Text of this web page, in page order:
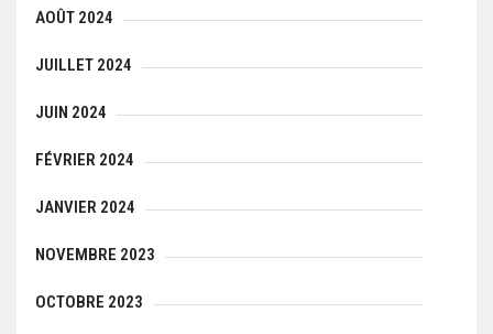
AOÛT 2024
JUILLET 2024
JUIN 2024
FÉVRIER 2024
JANVIER 2024
NOVEMBRE 2023
OCTOBRE 2023